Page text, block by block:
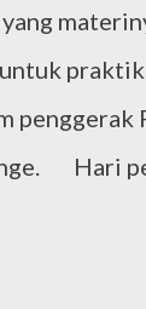
untuk
penggerak
Hari